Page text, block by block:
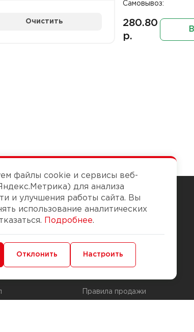
Очистить
Самовывоз:
280.80
р.
Чтобы вам легко работалось
Доставка и оплата
Правила продажи
файлы cookie и сервисы веб-
для анализа
и улучшения работы сайта. Вы
использование аналитических
Подробнее.
Функциональные/Аналитические
Отклонить Настроить